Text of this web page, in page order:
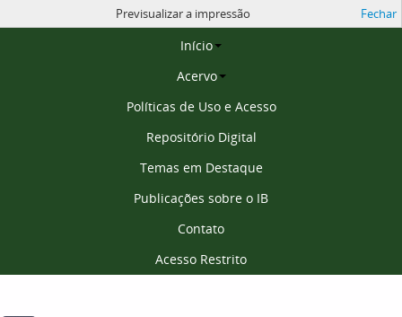
Página inicial
Início
Acervo
Políticas de Uso e Acesso
Repositório Digital
Temas em Destaque
Publicações sobre o IB
Contato
Acesso Restrito
Previsualizar a impressão Fechar